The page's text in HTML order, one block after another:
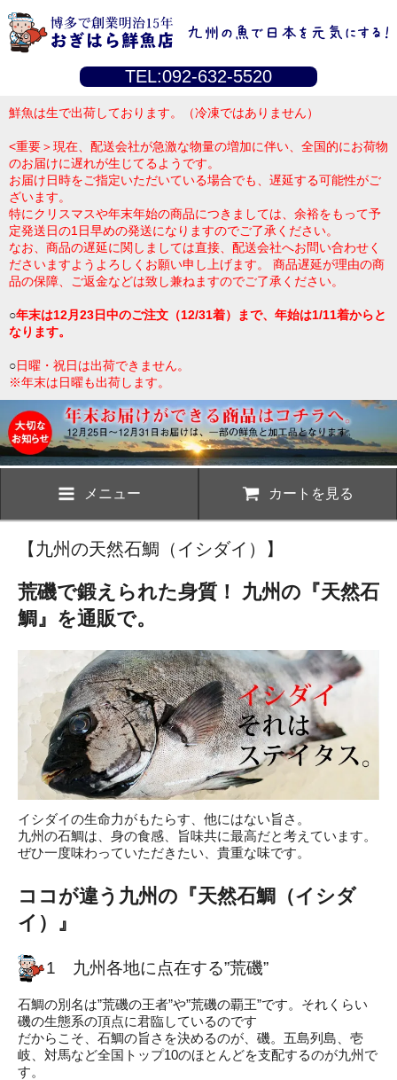
TEL:092-632-5520
鮮魚は生で出荷しております。（冷凍ではありません）
<重要＞現在、配送会社が急激な物量の増加に伴い、全国的にお荷物
のお届けに遅れが生じてるようです。
お届け日時をご指定いただいている場合でも、遅延する可能性がご
ざいます。
特にクリスマスや年末年始の商品につきましては、余裕をもって予
定発送日の1日早めの発送になりますのでご了承ください。
なお、商品の遅延に関しましては直接、配送会社へお問い合わせく
ださいますようよろしくお願い申し上げます。 商品遅延が理由の商
品の保障、ご返金などは致し兼ねますのでご了承ください。
○年末は12月23日中のご注文（12/31着）まで、年始は1/11着からと
なります。
○日曜・祝日は出荷できません。
※年末は日曜も出荷します。
メニュー カートを見る
【九州の天然石鯛（イシダイ）】
荒磯で鍛えられた身質！ 九州の『天然石
鯛』を通販で。
イシダイの生命力がもたらす、他にはない旨さ。
九州の石鯛は、身の食感、旨味共に最高だと考えています。
ぜひ一度味わっていただきたい、貴重な味です。
ココが違う九州の『天然石鯛（イシダ
イ）』
1 九州各地に点在する”荒磯”
石鯛の別名は”荒磯の王者”や”荒磯の覇王”です。それくらい
磯の生態系の頂点に君臨しているのです
だからこそ、石鯛の旨さを決めるのが、磯。五島列島、壱
岐、対馬など全国トップ10のほとんどを支配するのが九州で
す。